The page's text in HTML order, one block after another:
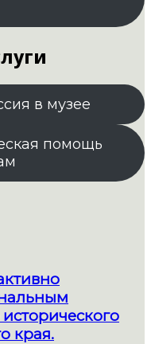
в музее
помощь
края.